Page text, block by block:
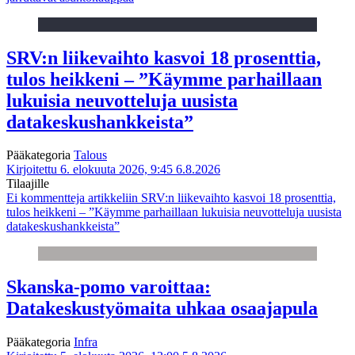
SRV:n liikevaihto kasvoi 18 prosenttia,
tulos heikkeni – ”Käymme parhaillaan
lukuisia neuvotteluja uusista
datakeskushankkeista”
Pääkategoria Talous
Kirjoitettu 6. elokuuta 2026, 9:45 6.8.2026
Tilaajille
Ei kommentteja artikkeliin SRV:n liikevaihto kasvoi 18 prosenttia,
tulos heikkeni – ”Käymme parhaillaan lukuisia neuvotteluja uusista
datakeskushankkeista”
Skanska-pomo varoittaa:
Datakeskustyömaita uhkaa osaajapula
Pääkategoria Infra